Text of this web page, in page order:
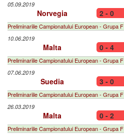
05.09.2019
Norvegia 2 - 0
Preliminariile Campionatului European - Grupa F
10.06.2019
Malta 0 - 4
Preliminariile Campionatului European - Grupa F
07.06.2019
Suedia 3 - 0
Preliminariile Campionatului European - Grupa F
26.03.2019
Malta 0 - 2
Preliminariile Campionatului European - Grupa F